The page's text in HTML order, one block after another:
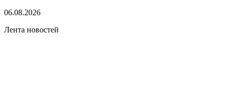
06.08.2026
Лента новостей